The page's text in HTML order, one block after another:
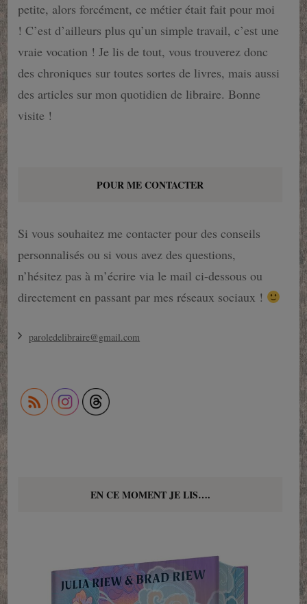
petite, alors forcément, ce métier était fait pour moi
! C’est d’ailleurs plus qu’un simple travail, c’est une
vraie vocation ! Je lis de tout, vous trouverez donc
des chroniques sur toutes sortes de livres, mais aussi
des articles sur mon quotidien de libraire. Bonne
visite !
POUR ME CONTACTER
Si vous souhaitez me contacter pour des conseils
personnalisés ou si vous avez des questions,
n’hésitez pas à m’écrire via le mail ci-dessous ou
directement en passant par mes réseaux sociaux !
paroledelibraire@gmail.com
EN CE MOMENT JE LIS….